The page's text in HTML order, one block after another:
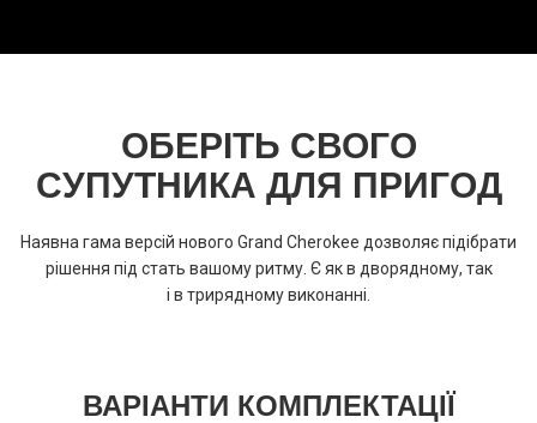
ОБЕРІТЬ СВОГО
СУПУТНИКА ДЛЯ ПРИГОД
Наявна гама версій нового Grand Cherokee дозволяє підібрати
рішення під стать вашому ритму. Є як в дворядному, так
і в трирядному виконанні.
ВАРІАНТИ КОМПЛЕКТАЦІЇ